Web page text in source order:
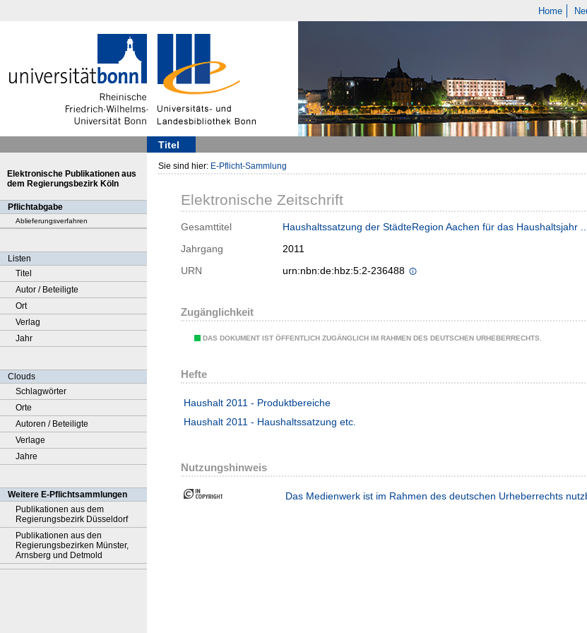
Home
Titel
Elektronische Publikationen aus
dem Regierungsbezirk Köln
Pflichtabgabe
Ablieferungsverfahren
Listen
Titel
Autor / Beteiligte
Ort
Verlag
Jahr
Clouds
Schlagwörter
Orte
Autoren / Beteiligte
Verlage
Jahre
Weitere E-Pflichtsammlungen
Publikationen aus dem
Regierungsbezirk Düsseldorf
Publikationen aus den
Regierungsbezirken Münster,
Arnsberg und Detmold
Sie sind hier: E-Pflicht-Sammlung
Elektronische Zeitschrift
Gesamttitel
Haushaltssatzung der StädteRegion Aachen für das Haushaltsjahr
Jahrgang
2011
URN
urn:nbn:de:hbz:5:2-236488
Zugänglichkeit
DAS DOKUMENT IST ÖFFENTLICH ZUGÄNGLICH IM RAHMEN DES DEUTSCHEN URHEBERRECHTS.
Hefte
Haushalt 2011 - Produktbereiche
Haushalt 2011 - Haushaltssatzung etc.
Nutzungshinweis
Das Medienwerk ist im Rahmen des deutschen Urheberrechts